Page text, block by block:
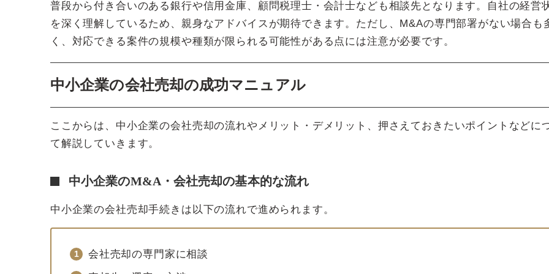
普段から付き合いのある銀行や信用金庫、顧問税理士・会計士なども相談先となります。自社の経営
を深く理解しているため、親身なアドバイスが期待できます。ただし、M&Aの専門部署がない場合も
く、対応できる案件の規模や種類が限られる可能性がある点には注意が必要です。
中小企業の会社売却の成功マニュアル
ここからは、中小企業の会社売却の流れやメリット・デメリット、押さえておきたいポイントなどに
て解説していきます。
中小企業のM&A・会社売却の基本的な流れ
中小企業の会社売却手続きは以下の流れで進められます。
会社売却の専門家に相談